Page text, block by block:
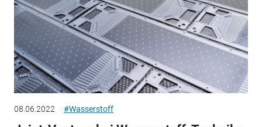
08.06.2022 #Wasserstoff